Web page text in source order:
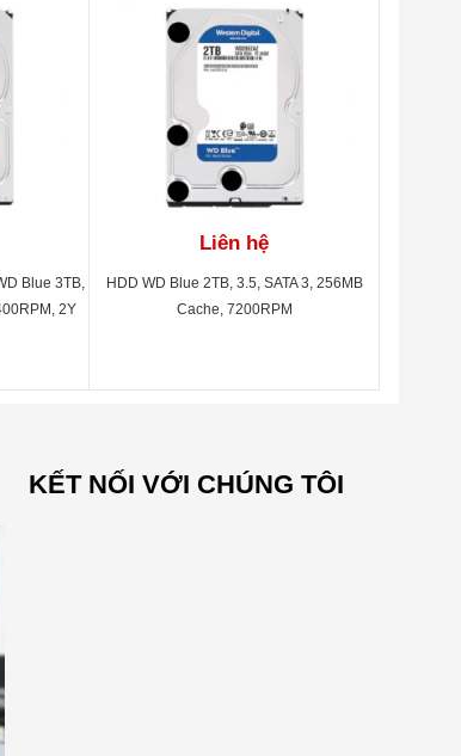
Blue 3TB,
2Y
Liên hệ
HDD WD Blue 2TB, 3.5, SATA 3, 256MB
Cache, 7200RPM
KẾT NỐI VỚI CHÚNG TÔI